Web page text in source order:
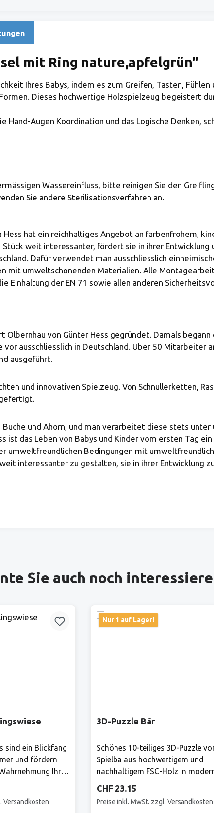
mit Ring nature,apfelgrün"
Ihres Babys, indem es zum Greifen, Tasten,
Dieses hochwertige Holzspielzeug begeistert
Augen Koordination und das Logische Denken,
Wassereinfluss, bitte reinigen Sie den
Sie andere Sterilisationsverfahren an.
hat ein reichhaltiges Angebot an farbenfrohem,
weit interessanter, fördert sie in ihrer Entwicklung
Dafür verwendet man ausschliesslich
umweltschonenden Materialien. Alle
Einhaltung der EN 71 sowie allen anderen
von Günter Hess gegründet. Damals
ausschliesslich in Deutschland. Über 50
ausgeführt.
und innovativen Spielzeug. Von Schnullerketten,
und Ahorn, und man verarbeitet diese stets
ist das Leben von Babys und Kinder vom ersten Tag
umweltfreundlichen Bedingungen mit
interessanter zu gestalten, sie in ihrer Entwicklung
Sie auch noch
sind ein Blickfang
und fördern
Ihres
Mond und Sterne
Träumen ein.
Versandkosten
Nur 1 auf Lager!
3D-Puzzle Bär
Schönes 10-teiliges 3D-Puzzle
Spielba aus hochwertigem und
nachhaltigem FSC-Holz in
Produkte von Spielba Garant für
Qualität grösstmögliche
Regulärer Preis:
CHF 23.15
Preise inkl. MwSt. zzgl. Versandkosten